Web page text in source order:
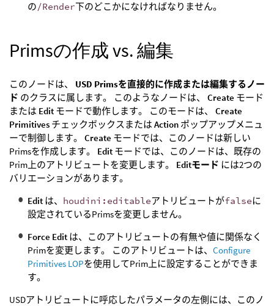
の/Render下のどこかになければなりません。
Primsの作成 vs. 編集
このノードは、 USD Primsを直接的に作成または編集するノー
ド のクラスに属します。 このようなノードは、 Create モード
または Edit モードで動作します。 このモードは、 Create
Primitives チェックボックスまたは Action ポップアップメニュ
ーで制御します。 Create モードでは、このノードは新しい
Primsを作成します。 Edit モードでは、このノードは、既存の
Prim上のアトリビュートを変更します。 Editモード には2つの
バリエーションがあります。
Edit は、 houdini:editableアトリビュートがfalseに
設定されているPrimsを変更しません。
Force Edit は、このアトリビュートの有無や値に関係なく
Primを変更します。 このアトリビュートは、 Configure
Primitives LOPを使用してPrim上に設定することができま
す。
USDアトリビュートに呼応したパラメータの左側には、このノ